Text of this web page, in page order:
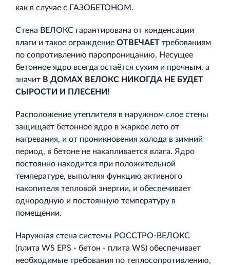
как в случае с ГАЗОБЕТОНОМ.
Стена ВЕЛОКС гарантирована от конденсации
влаги и такое ограждение ОТВЕЧАЕТ требованиям
по сопротивлению паропроницанию. Несущее
бетонное ядро всегда остаётся сухим и прочным, а
значит В ДОМАХ ВЕЛОКС НИКОГДА НЕ БУДЕТ
СЫРОСТИ И ПЛЕСЕНИ!
Расположение утеплителя в наружном слое стены
защищает бетонное ядро в жаркое лето от
нагревания, и от проникновения холода в зимний
период, в бетоне не накапливается влага. Ядро
постоянно находится при положительной
температуре, выполняя функцию активного
накопителя тепловой энергии, и обеспечивает
однородную и постоянную температуру в
помещении.
Наружная стена системы РОССТРО-ВЕЛОКС
(плита WS EPS - бетон - плита WS) обеспечивает
необходимые требования по теплосопротивлению,